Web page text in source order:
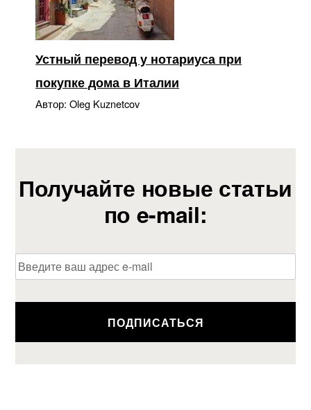
Устный перевод у нотариуса при
покупке дома в Италии
Автор: Oleg Kuznetcov
Получайте новые статьи
по e-mail: